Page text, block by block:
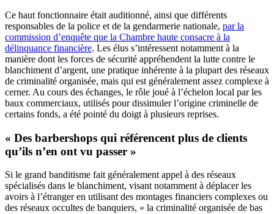
Ce haut fonctionnaire était auditionné, ainsi que différents
responsables de la police et de la gendarmerie nationale, par la
commission d’enquête que la Chambre haute consacre à la
délinquance financière. Les élus s’intéressent notamment à la
manière dont les forces de sécurité appréhendent la lutte contre le
blanchiment d’argent, une pratique inhérente à la plupart des réseaux
de criminalité organisée, mais qui est généralement assez complexe à
cerner. Au cours des échanges, le rôle joué à l’échelon local par les
baux commerciaux, utilisés pour dissimuler l’origine criminelle de
certains fonds, a été pointé du doigt à plusieurs reprises.
« Des barbershops qui référencent plus de clients
qu’ils n’en ont vu passer »
Si le grand banditisme fait généralement appel à des réseaux
spécialisés dans le blanchiment, visant notamment à déplacer les
avoirs à l’étranger en utilisant des montages financiers complexes ou
des réseaux occultes de banquiers, « la criminalité organisée de bas